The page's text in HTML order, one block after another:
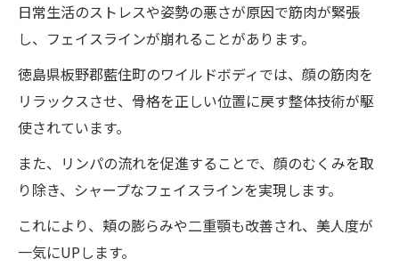
日常生活のストレスや姿勢の悪さが原因で筋肉が緊張
し、フェイスラインが崩れることがあります。
徳島県板野郡藍住町のワイルドボディでは、顔の筋肉を
リラックスさせ、骨格を正しい位置に戻す整体技術が駆
使されています。
また、リンパの流れを促進することで、顔のむくみを取
り除き、シャープなフェイスラインを実現します。
これにより、頬の膨らみや二重顎も改善され、美人度が
一気にUPします。